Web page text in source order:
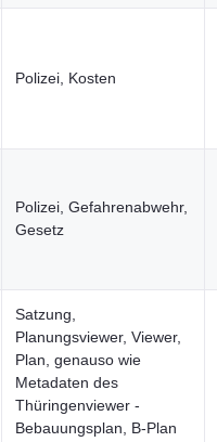
Polizei, Kosten
Polizei, Gefahrenabwehr,
Gesetz
Satzung,
Planungsviewer, Viewer,
Plan, genauso wie
Metadaten des
Thüringenviewer -
Bebauungsplan, B-Plan